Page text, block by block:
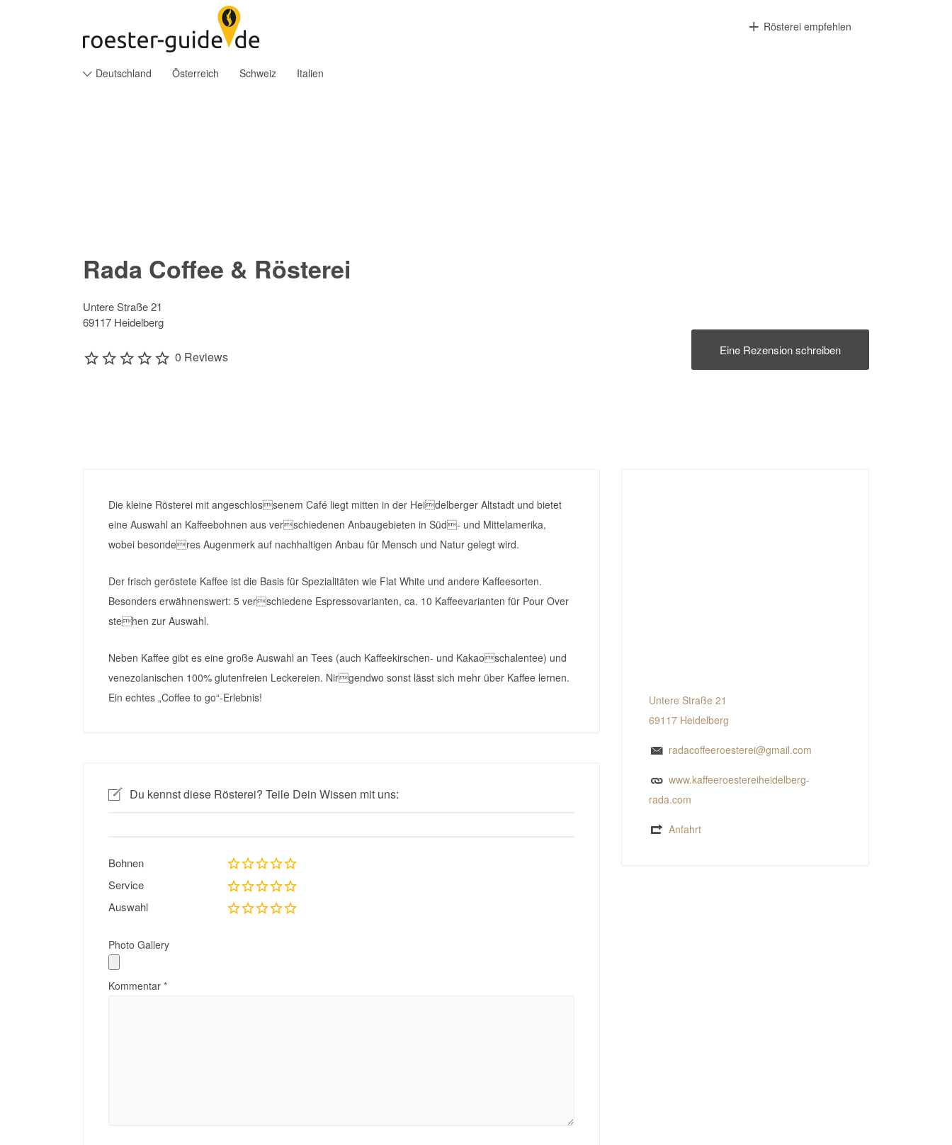
Rösterei empfehlen
Deutschland Österreich Schweiz Italien
Rada Coffee & Rösterei
Untere Straße 21
69117 Heidelberg
0 Reviews Eine Rezension schreiben
Die kleine Rösterei mit angeschlossenem Café liegt mitten in der Heidelberger Altstadt und bietet
eine Auswahl an Kaffeebohnen aus verschiedenen Anbaugebieten in Süd- und Mittelamerika,
wobei besonderes Augenmerk auf nachhaltigen Anbau für Mensch und Natur gelegt wird.
Der frisch geröstete Kaffee ist die Basis für Spezialitäten wie Flat White und andere Kaffeesorten.
Besonders erwähnenswert: 5 verschiedene Espressovarianten, ca. 10 Kaffeevarianten für Pour Over
stehen zur Auswahl.
Neben Kaffee gibt es eine große Auswahl an Tees (auch Kaffeekirschen- und Kakaoschalentee) und
venezolanischen 100% glutenfreien Leckereien. Nirgendwo sonst lässt sich mehr über Kaffee lernen.
Ein echtes „Coffee to go“-Erlebnis!
Du kennst diese Rösterei? Teile Dein Wissen mit uns:
Bohnen
Service
Auswahl
Photo Gallery
Kommentar *
Untere Straße 21
69117 Heidelberg
radacoffeeroesterei@gmail.com
www.kaffeeroestereiheidelberg-
rada.com
Anfahrt